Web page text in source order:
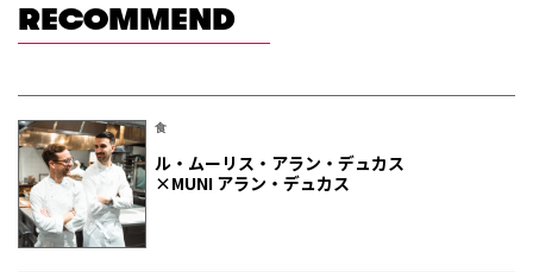
RECOMMEND
食
ル・ムーリス・アラン・デュカス
×MUNI アラン・デュカス